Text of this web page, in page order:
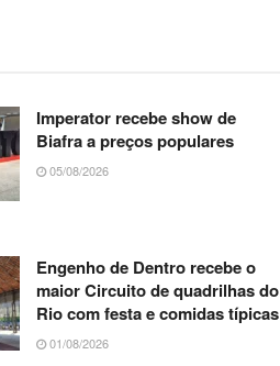
Imperator recebe show de
Biafra a preços populares
05/08/2026
Engenho de Dentro recebe o
maior Circuito de quadrilhas do
Rio com festa e comidas típicas
01/08/2026